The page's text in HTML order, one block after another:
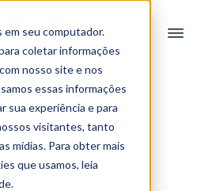
em seu computador.
coletar informações
nosso site e nos
essas informações
sua experiência e para
visitantes, tanto
mídias. Para obter mais
que usamos, leia
Comparar